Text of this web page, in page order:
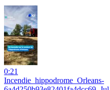
0:21
Incendie_hippodrome_Orleans-